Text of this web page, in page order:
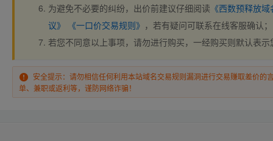
为避免不必要的纠纷，出价前建议仔细阅读 《西数预释放
议》
《一口价交易规则》 ，若有疑问可联系在线客服确认；
若您不同意以上事项，请勿进行购买，一经购买则默认表
安全提示：请勿相信任何利用本站域名交易规则漏洞进行交易赚取差价的
单、兼职或返利等，谨防网络诈骗！